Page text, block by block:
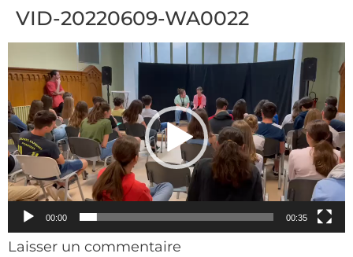
VID-20220609-WA0022
00:00 00:35
Laisser un commentaire